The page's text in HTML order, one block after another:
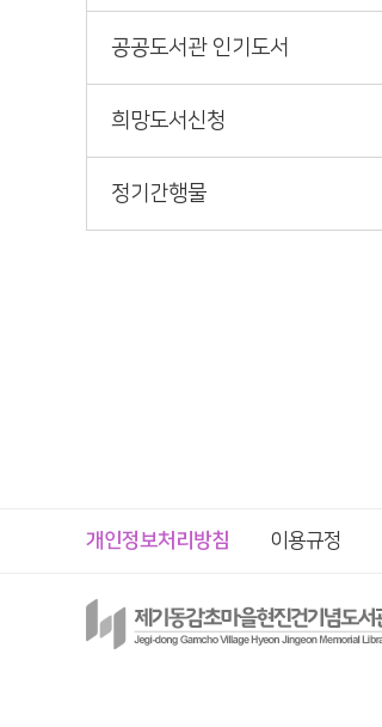
공공도서관 인기도서
희망도서신청
정기간행물
개인정보처리방침 이용규정